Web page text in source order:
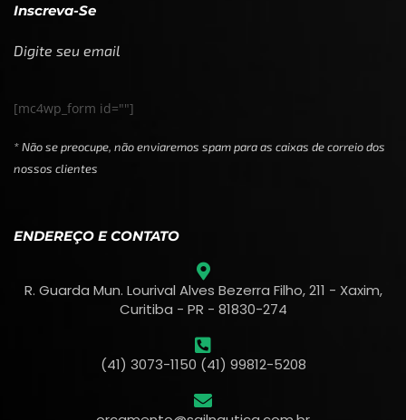
Inscreva-Se
Digite seu email
[mc4wp_form id=""]
* Não se preocupe, não enviaremos spam para as caixas de correio dos
nossos clientes
ENDEREÇO E CONTATO
R. Guarda Mun. Lourival Alves Bezerra Filho, 211 - Xaxim,
Curitiba - PR - 81830-274
(41) 3073-1150 (41) 99812-5208